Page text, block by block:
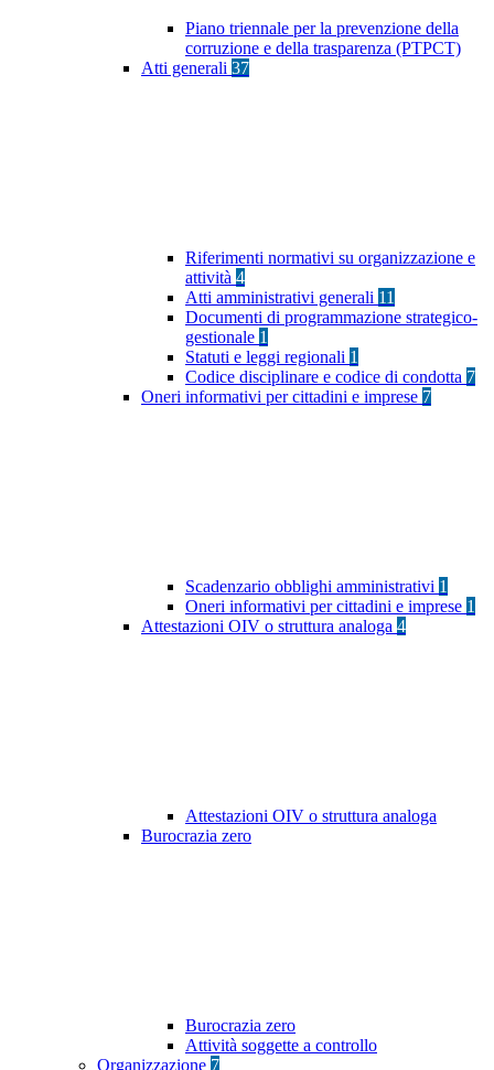
Piano triennale per la prevenzione della
corruzione e della trasparenza (PTPCT)
Atti generali 37
Riferimenti normativi su organizzazione e
attività 4
Atti amministrativi generali 11
Documenti di programmazione strategico-
gestionale 1
Statuti e leggi regionali 1
Codice disciplinare e codice di condotta 7
Oneri informativi per cittadini e imprese 7
Scadenzario obblighi amministrativi 1
Oneri informativi per cittadini e imprese 1
Attestazioni OIV o struttura analoga 4
Attestazioni OIV o struttura analoga
Burocrazia zero
Burocrazia zero
Attività soggette a controllo
Organizzazione 7